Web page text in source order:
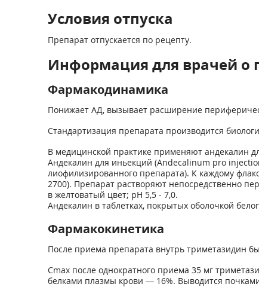
Условия отпуска
Препарат отпускается по рецепту.
Информация для врачей о
Фармакодинамика
Понижает АД, вызывает расширение
Стандартизация препарата производится
В медицинской практике применяют андекалин
Андекалин для иньекций (Аndecalinum рrо
лиофилизированного препарата). К каждому
2700). Препарат растворяют непосредственно
в желтоватый цвет; рН 5,5 - 7,0.
Андекалин в таблетках, покрытых оболочкой
Фармакокинетика
После приема препарата внутрь триметазидин
Cmaxпосле однократного приема 35 мг
белками плазмы крови — 16%. Выводится